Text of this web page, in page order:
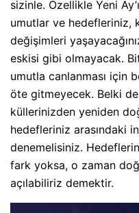
sizinle. Özellikle Yeni
umutlar ve hedefleriniz,
değişimleri
eskisi gibi olmayacak.
umutla canlanması için
öte gitmeyecek. Belki
küllerinizden yeniden
hedefleriniz arasındaki
denemelisiniz.
fark yoksa, o zaman
açılabiliriz demektir.